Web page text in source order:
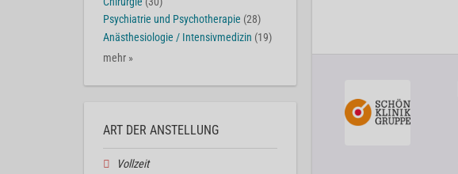
Psychiatrie und Psychotherapie (28)
Anästhesiologie / Intensivmedizin (19)
mehr »
ART DER ANSTELLUNG
Vollzeit